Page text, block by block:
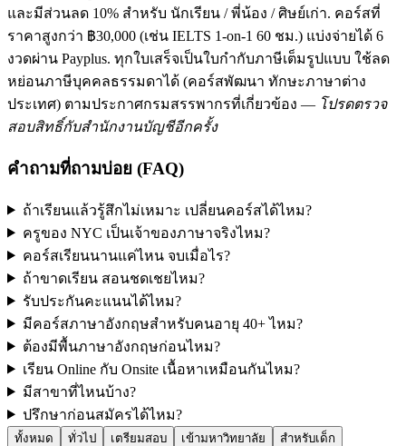
และมีส่วนลด 10% สำหรับ นักเรียน / พี่น้อง / ศิษย์เก่า. คอร์สที่
ราคาสูงกว่า ฿30,000 (เช่น IELTS 1-on-1 60 ชม.) แบ่งจ่ายได้ 6
งวดผ่าน Payplus. ทุกใบเสร็จเป็นใบกำกับภาษีเต็มรูปแบบ ใช้ลด
หย่อนภาษีบุคคลธรรมดาได้ (คอร์สพัฒนา ทักษะภาษาต่าง
ประเทศ) ตามประกาศกรมสรรพากรที่เกี่ยวข้อง — โปรดตรวจ
สอบสิทธิ์กับสำนักงานบัญชีอีกครั้ง
คำถามที่ถามบ่อย (FAQ)
ถ้าเรียนแล้วรู้สึกไม่เหมาะ เปลี่ยนคอร์สได้ไหม?
ครูของ NYC เป็นเจ้าของภาษาจริงไหม?
คอร์สเรียนนานแค่ไหน จบเมื่อไร?
ถ้าขาดเรียน สอนชดเชยไหม?
รับประกันคะแนนได้ไหม?
มีคอร์สภาษาอังกฤษสำหรับคนอายุ 40+ ไหม?
ต้องมีพื้นภาษาอังกฤษก่อนไหม?
เรียน Online กับ Onsite เนื้อหาเหมือนกันไหม?
มีสาขาที่ไหนบ้าง?
ปรึกษาก่อนสมัครได้ไหม?
ทั้งหมด ทั่วไป เตรียมสอบ เข้ามหาวิทยาลัย สำหรับเด็ก